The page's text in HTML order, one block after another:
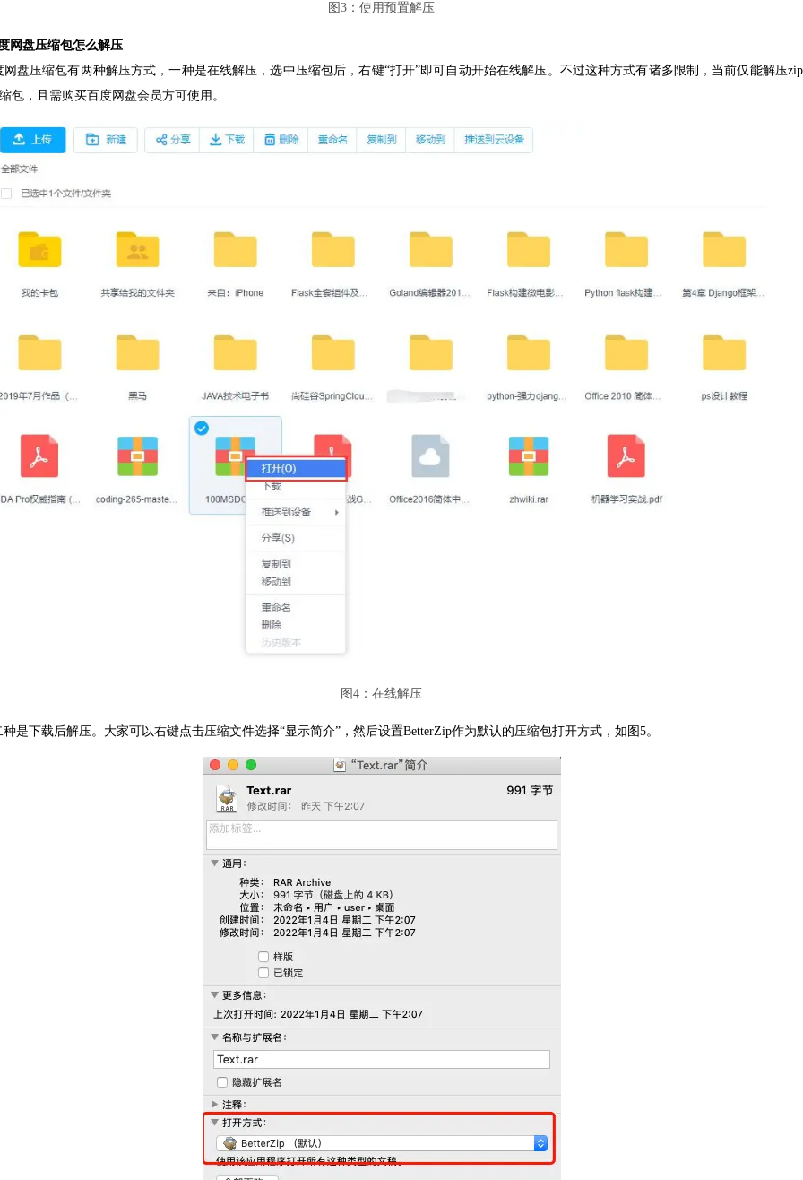
图3：使用预置解压
网盘压缩包怎么解压
网盘压缩包有两种解压方式，一种是在线解压，选中压缩包后，右键“打开”即可自动开始在线解压。不过这种方式有诸多限制，当前仅能解压zip
包，且需购买百度网盘会员方可使用。
图4：在线解压
种是下载后解压。大家可以右键点击压缩文件选择“显示简介”，然后设置BetterZip作为默认的压缩包打开方式，如图5。